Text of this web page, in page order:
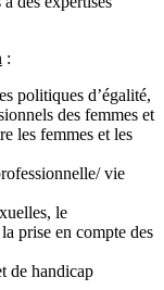
:
politiques d’égalité,
des femmes et
les femmes et les
vie
le
prise en compte des
de handicap